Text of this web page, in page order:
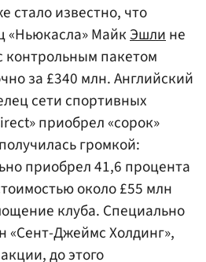
стало известно, что
«Ньюкасла» МайкЭшлине
контрольным пакетом
за £340 млн. Английский
сети спортивных
приобрел «сорок»
громкой:
приобрел 41,6 процента
около £55 млн
клуба. Специально
«Сент-Джеймс Холдинг»,
до этого